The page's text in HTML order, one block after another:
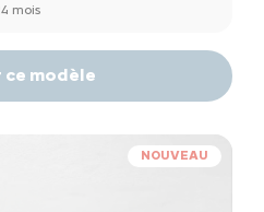
mois
ce modèle
NOUVEAU